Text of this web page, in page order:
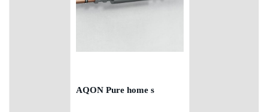
AQON Pure home s